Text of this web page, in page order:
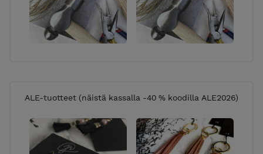
ALE-tuotteet (näistä kassalla -40 % koodilla ALE2026)